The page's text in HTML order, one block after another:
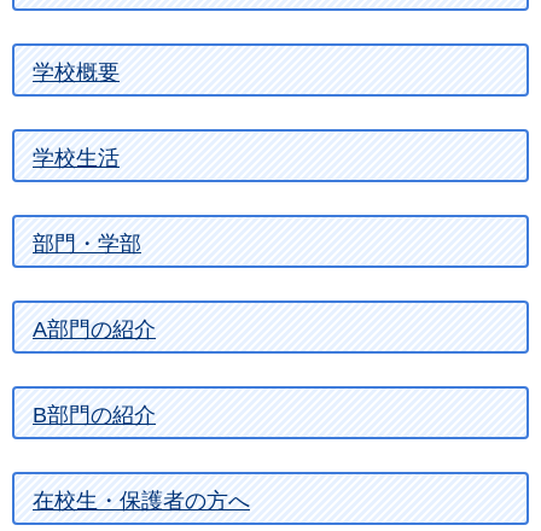
学校概要
学校生活
部門・学部
A部門の紹介
B部門の紹介
在校生・保護者の方へ